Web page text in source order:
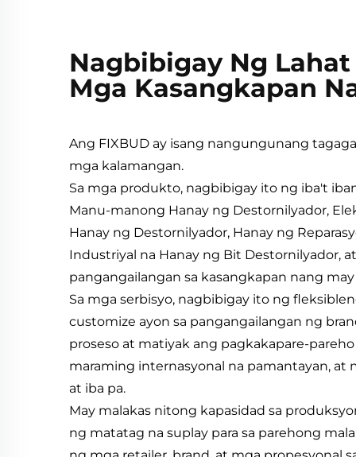
Nagbibigay Ng
Mga Kasangkapan
Ang FIXBUD ay isang nangungunang
mga kalamangan.
Sa mga produkto, nagbibigay ito ng iba't
Manu-manong Hanay ng Destornilyador,
Hanay ng Destornilyador, Hanay ng
Industriyal na Hanay ng Bit Destornilyador,
pangangailangan sa kasangkapan nang
Sa mga serbisyo, nagbibigay ito ng
customize ayon sa pangangailangan ng
proseso at matiyak ang pagkakapare-
maraming internasyonal na pamantayan, at
at iba pa.
May malakas nitong kapasidad sa
ng matatag na suplay para sa parehong